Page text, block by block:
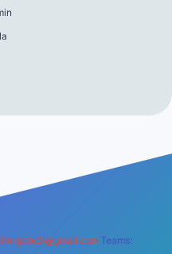
Teams: